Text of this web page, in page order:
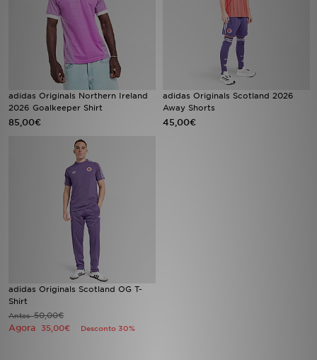
adidas Originals Northern Ireland
2026 Goalkeeper Shirt
85,00€
adidas Originals Scotland 2026
Away Shorts
45,00€
adidas Originals Scotland OG T-
Shirt
Antes50,00€
Agora 35,00€ Desconto 30%
DESPORTO
FUTEBOL JD
VER MARCAS
LOCALIZADOR DE LOJAS
MENSAGENS
SUBSCREVE
ESTADO DO TEU PEDIDO
ATENÇÃO AO CLIENTE